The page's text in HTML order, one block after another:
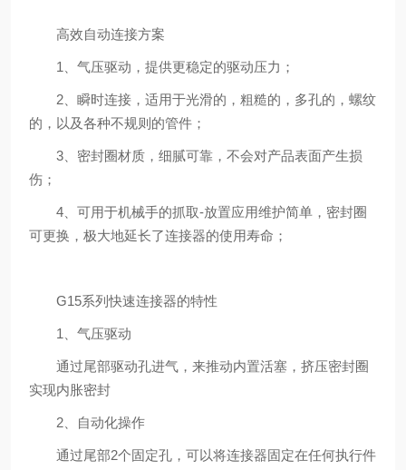
高效自动连接方案
1、气压驱动，提供更稳定的驱动压力；
2、瞬时连接，适用于光滑的，粗糙的，多孔的，螺纹
的，以及各种不规则的管件；
3、密封圈材质，细腻可靠，不会对产品表面产生损
伤；
4、可用于机械手的抓取-放置应用维护简单，密封圈
可更换，极大地延长了连接器的使用寿命；
G15系列快速连接器的特性
1、气压驱动
通过尾部驱动孔进气，来推动内置活塞，挤压密封圈
实现内胀密封
2、自动化操作
通过尾部2个固定孔，可以将连接器固定在任何执行件